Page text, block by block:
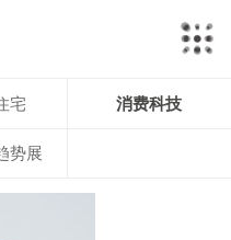
宅 消费科技
势展